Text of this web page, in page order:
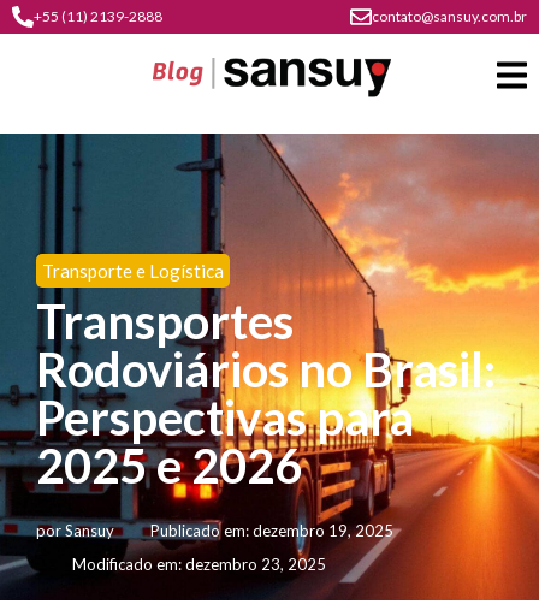
+55 (11) 2139-2888 contato@sansuy.com.br
A
contato
cultura
do
plástico
institucional
materiais
gratuitos
premiações
Agronegócio
psicultura
soluções
em
água
soluções
para
Coberturas
barracas
sansuy
barracas
de
feira
Indústria
comunicação
visual
offshore
Transporte
e logística
armazenagem
Transporte e Logística
Transportes
Rodoviários no Brasil:
Perspectivas para
2025 e 2026
porSansuy Publicado em:dezembro 19, 2025
Modificado em: dezembro 23, 2025